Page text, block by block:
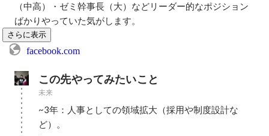
（中高）・ゼミ幹事長（大）などリーダー的なポジション
ばかりやっていた気がします。
さらに表示
facebook.com
この先やってみたいこと
未来
~3年：人事としての領域拡大（採用や制度設計な
ど）。